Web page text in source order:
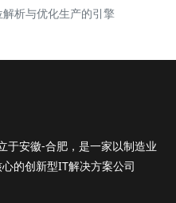
析与优化生产的引擎
于安徽-合肥，是一家以制造业
的创新型IT解决方案公司